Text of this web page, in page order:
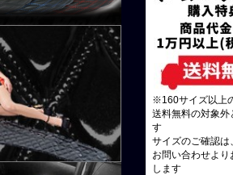
※160サイズ以上
送料無料の対象外
す
サイズのご確認は
お問い合わせより
します